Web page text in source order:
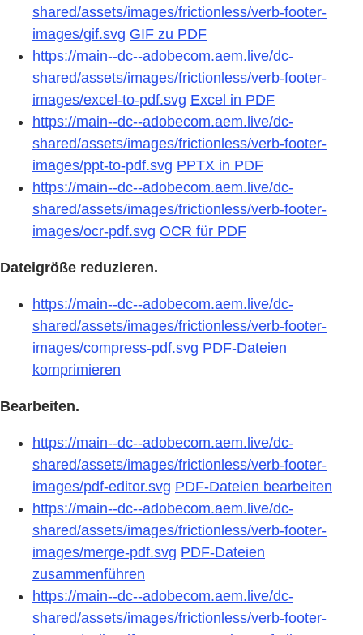
shared/assets/images/frictionless/verb-footer-
images/gif.svg GIF zu PDF
https://main--dc--adobecom.aem.live/dc-
shared/assets/images/frictionless/verb-footer-
images/excel-to-pdf.svg Excel in PDF
https://main--dc--adobecom.aem.live/dc-
shared/assets/images/frictionless/verb-footer-
images/ppt-to-pdf.svg PPTX in PDF
https://main--dc--adobecom.aem.live/dc-
shared/assets/images/frictionless/verb-footer-
images/ocr-pdf.svg OCR für PDF
Dateigröße reduzieren.
https://main--dc--adobecom.aem.live/dc-
shared/assets/images/frictionless/verb-footer-
images/compress-pdf.svg PDF-Dateien
komprimieren
Bearbeiten.
https://main--dc--adobecom.aem.live/dc-
shared/assets/images/frictionless/verb-footer-
images/pdf-editor.svg PDF-Dateien bearbeiten
https://main--dc--adobecom.aem.live/dc-
shared/assets/images/frictionless/verb-footer-
images/merge-pdf.svg PDF-Dateien
zusammenführen
https://main--dc--adobecom.aem.live/dc-
shared/assets/images/frictionless/verb-footer-